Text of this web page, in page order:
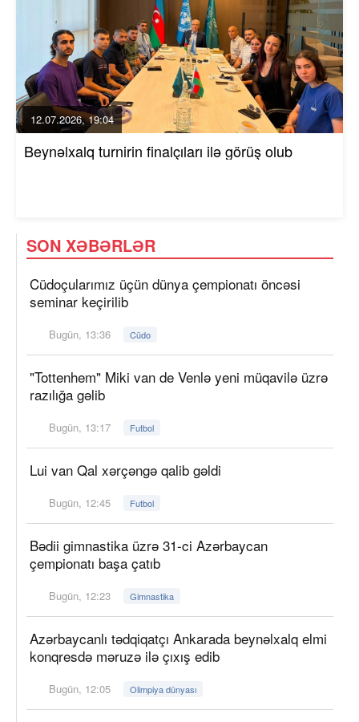
12.07.2026, 19:04
Beynəlxalq turnirin finalçıları ilə görüş olub
SON XƏBƏRLƏR
Cüdoçularımız üçün dünya çempionatı öncəsi
seminar keçirilib
Bugün, 13:36 Cüdo
"Tottenhem" Miki van de Venlə yeni müqavilə üzrə
razılığa gəlib
Bugün, 13:17 Futbol
Lui van Qal xərçəngə qalib gəldi
Bugün, 12:45 Futbol
Bədii gimnastika üzrə 31-ci Azərbaycan
çempionatı başa çatıb
Bugün, 12:23 Gimnastika
Azərbaycanlı tədqiqatçı Ankarada beynəlxalq elmi
konqresdə məruzə ilə çıxış edib
Bugün, 12:05 Olimpiya dünyası